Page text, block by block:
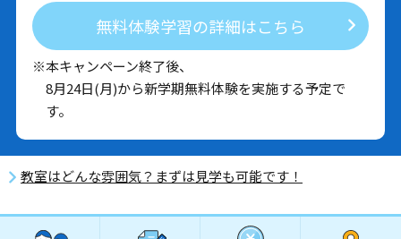
無料体験学習の詳細はこちら
※本キャンペーン終了後、
8月24日(月)から新学期無料体験を実施する予定で
す。
教室はどんな雰囲気？まずは見学も可能です！